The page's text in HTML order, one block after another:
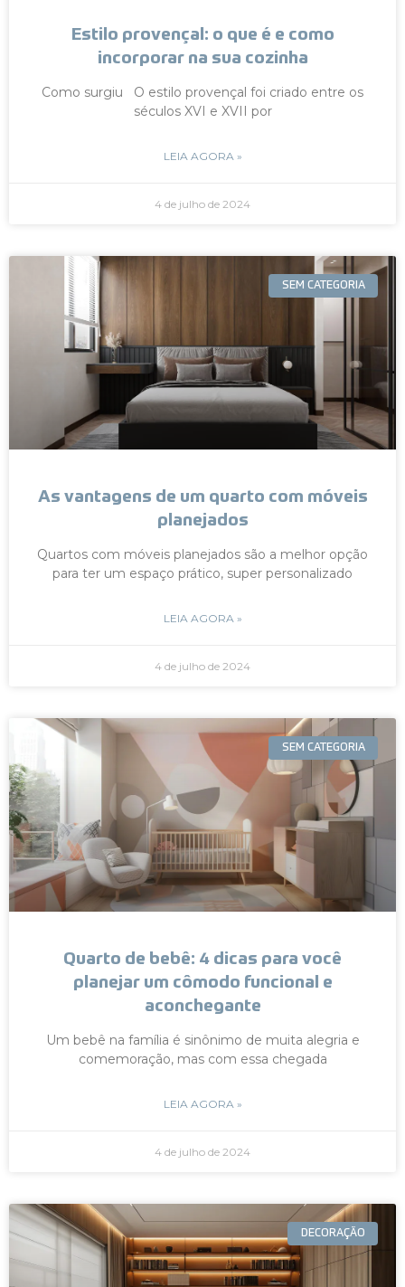
Estilo provençal: o que é e como
incorporar na sua cozinha
Como surgiu O estilo provençal foi criado entre os
séculos XVI e XVII por
LEIA AGORA »
4 de julho de 2024
SEM CATEGORIA
As vantagens de um quarto com móveis
planejados
Quartos com móveis planejados são a melhor opção
para ter um espaço prático, super personalizado
LEIA AGORA »
4 de julho de 2024
SEM CATEGORIA
Quarto de bebê: 4 dicas para você
planejar um cômodo funcional e
aconchegante
Um bebê na família é sinônimo de muita alegria e
comemoração, mas com essa chegada
LEIA AGORA »
4 de julho de 2024
DECORAÇÃO